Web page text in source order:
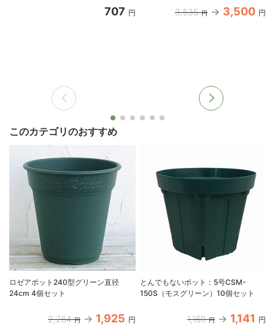
707 円 3,535 円 3,500 円
このカテゴリのおすすめ
ロゼアポット240型グリーン直径
24cm 4個セット
2,264 円 1,925 円
とんでもないポット：5号CSM-
150S（モスグリーン）10個セット
1,160 円 1,141 円